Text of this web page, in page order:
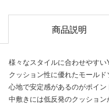
商品説明
様々なスタイルに合わせやすい
クッション性に優れたモール
心地で安定感があるのがポイン
中敷きには低反発のクッショ